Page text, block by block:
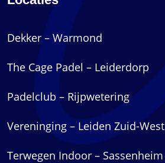
Dekker – Warmond
The Cage Padel – Leiderdorp
Padelclub – Rijpwetering
Vereninging – Leiden Zuid-West
Terwegen Indoor – Sassenheim